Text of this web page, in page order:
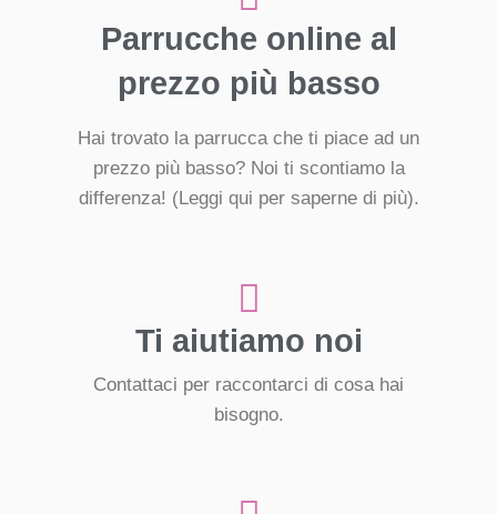
Parrucche online al
prezzo più basso
Hai trovato la parrucca che ti piace ad un
prezzo più basso? Noi ti scontiamo la
differenza! (Leggi qui per saperne di più).
Ti aiutiamo noi
Contattaci per raccontarci di cosa hai
bisogno.